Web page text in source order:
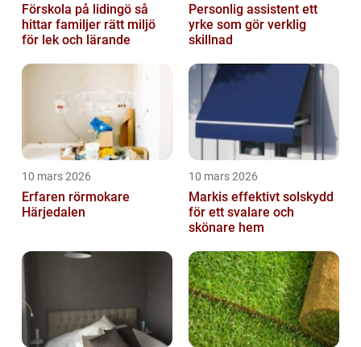
Förskola på lidingö så
hittar familjer rätt miljö
för lek och lärande
Personlig assistent ett
yrke som gör verklig
skillnad
10 mars 2026
Erfaren rörmokare
Härjedalen
10 mars 2026
Markis effektivt solskydd
för ett svalare och
skönare hem